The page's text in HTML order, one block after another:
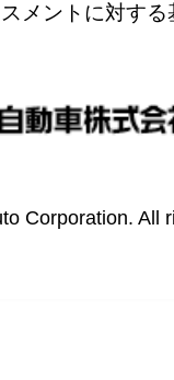
メントに対する
Corporation. All